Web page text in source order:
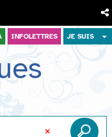
INFOLETTRES JE SUIS